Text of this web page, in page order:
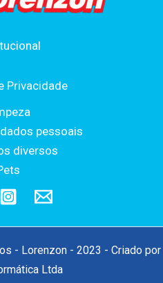
Privacidade
pessoais
diversos
- Lorenzon - 2023 - Criado por
Ltda